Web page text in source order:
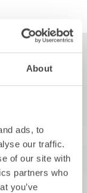
About
ads, to
our traffic.
of our site with
partners who
you’ve